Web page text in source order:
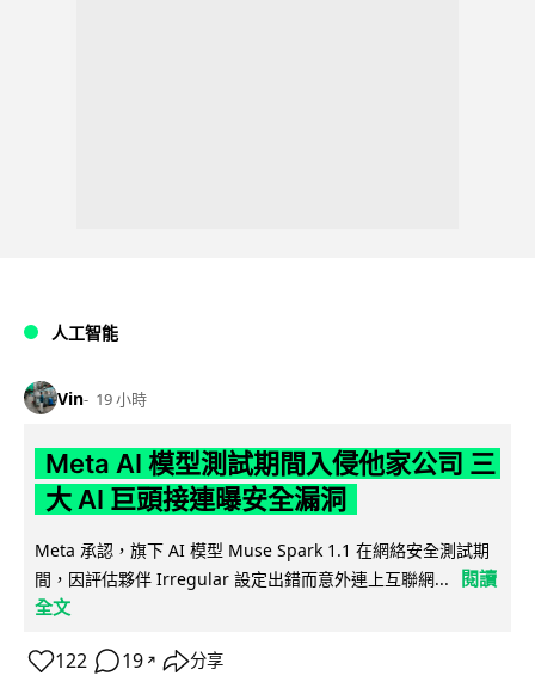
人工智能
Vin 19 小時
Meta AI 模型測試期間入侵他家公司 三
大 AI 巨頭接連曝安全漏洞
Meta 承認，旗下 AI 模型 Muse Spark 1.1 在網絡安全測試期
間，因評估夥伴 Irregular 設定出錯而意外連上互聯網...
閱讀
全文
122 19 ↗ 分享